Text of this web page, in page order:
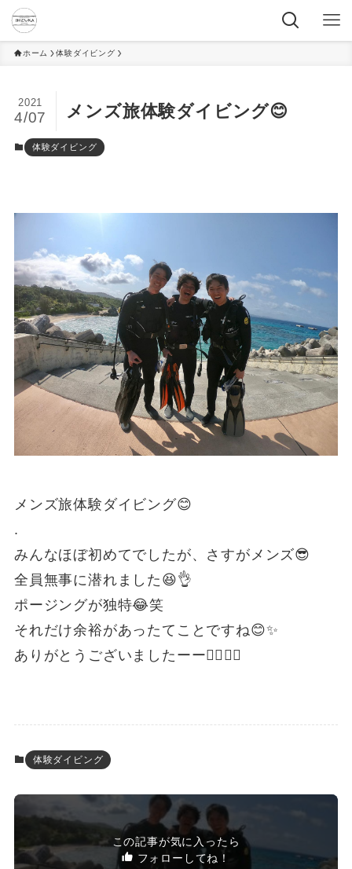
ホーム 体験ダイビング
メンズ旅体験ダイビング😊
2021
4/07
体験ダイビング
メンズ旅体験ダイビング😊
.
みんなほぼ初めてでしたが、さすがメンズ😎
全員無事に潜れました😆👌
ポージングが独特😂笑
それだけ余裕があったてことですね😊✨
ありがとうございましたーー🙆‍♂️🙆‍♀️
体験ダイビング
この記事が気に入ったら
フォローしてね！